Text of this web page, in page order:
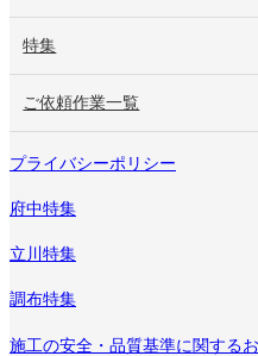
特集
ご依頼作業一覧
プライバシーポリシー
府中特集
立川特集
調布特集
施工の安全・品質基準に関する